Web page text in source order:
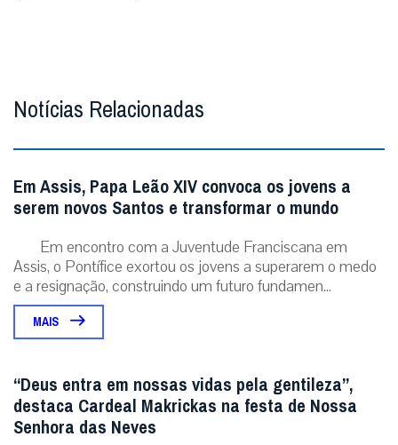
Notícias Relacionadas
Em Assis, Papa Leão XIV convoca os jovens a
serem novos Santos e transformar o mundo
Em encontro com a Juventude Franciscana em
Assis, o Pontífice exortou os jovens a superarem o medo
e a resignação, construindo um futuro fundamen...
MAIS
“Deus entra em nossas vidas pela gentileza”,
destaca Cardeal Makrickas na festa de Nossa
Senhora das Neves